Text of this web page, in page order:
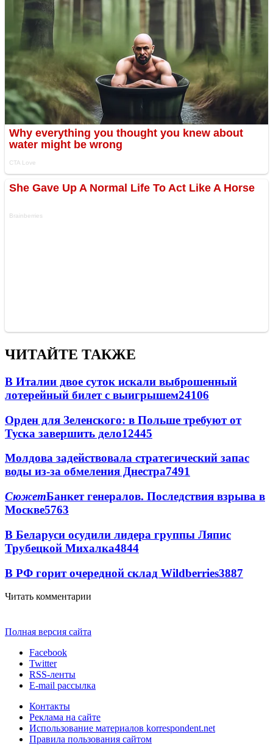
ЧИТАЙТЕ ТАКЖЕ
В Италии двое суток искали выброшенный
лотерейный билет с выигрышем24106
Орден для Зеленского: в Польше требуют от
Туска завершить дело12445
Молдова задействовала стратегический запас
воды из-за обмеления Днестра7491
СюжетБанкет генералов. Последствия взрыва в
Москве5763
В Беларуси осудили лидера группы Ляпис
Трубецкой Михалка4844
В РФ горит очередной склад Wildberries3887
Читать комментарии
Полная версия сайта
Facebook
Twitter
RSS-ленты
E-mail рассылка
Контакты
Реклама на сайте
Использование материалов korrespondent.net
Правила пользования сайтом